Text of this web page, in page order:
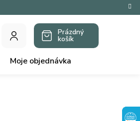
NÁKUPNÍ
Prázdný
košík
Moje objednávka